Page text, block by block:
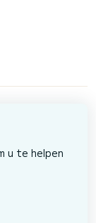
u te helpen